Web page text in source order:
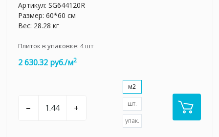
Артикул: SG644120R
Размер: 60*60 см
Вес: 28.28 кг
Плиток в упаковке: 4шт
2 630.32 руб./м2
– +
м2
шт.
упак.